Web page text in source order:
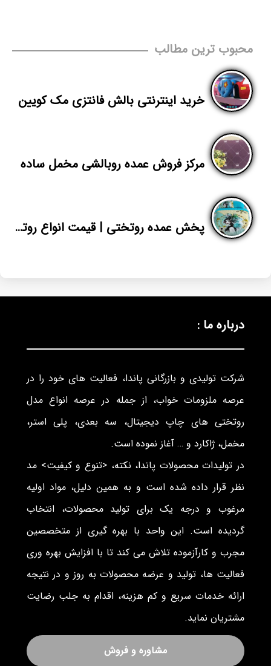
محبوب ترین مطالب
خرید اینترنتی بالش فانتزی مک کویین
مرکز فروش عمده روبالشی مخمل ساده
پخش عمده روتختی | قیمت انواع روتختی یک نفره دخترانه | پاندا
درباره ما :
شرکت تولیدی و بازرگانی پاندا، فعالیت های خود را در
عرصه ملزومات خواب، از جمله در عرصه انواع مدل
روتختی های چاپ دیجیتال، سه بعدی، پلی استر،
مخمل، ژاکارد و … آغاز نموده است.
در تولیدات محصولات پاندا، نکته، <تنوع و کیفیت> مد
نظر قرار داده شده است و به همین دلیل، مواد اولیه
مرغوب و درجه یک برای تولید محصولات، انتخاب
گردیده است. این واحد با بهره گیری از متخصصین
مجرب و کارآزموده تلاش می کند تا با افزایش بهره وری
فعالیت ها، تولید و عرضه محصولات به روز و در نتیجه
ارائه خدمات سریع و کم هزینه، اقدام به جلب رضایت
مشتریان نماید.
مشاوره و فروش